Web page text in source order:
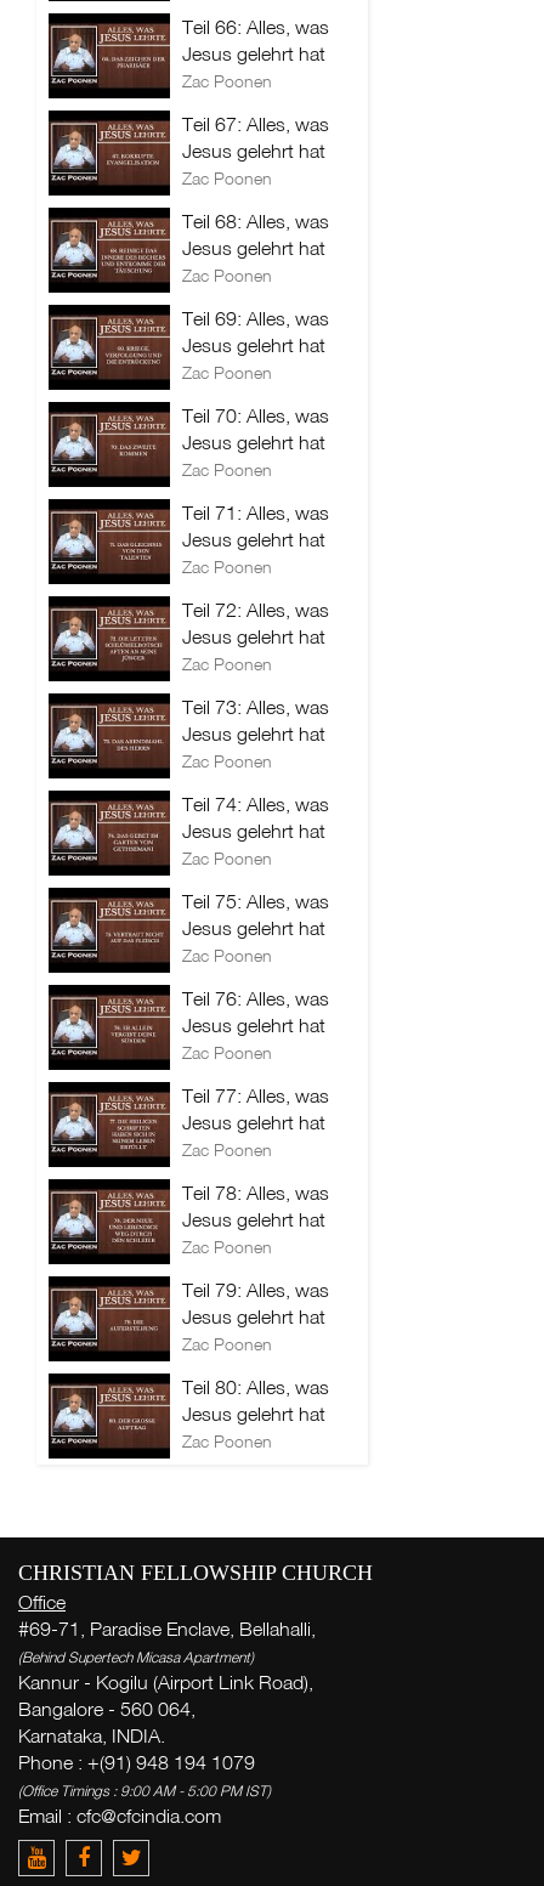
Teil 66: Alles, was
Jesus gelehrt hat
Zac Poonen
Teil 67: Alles, was
Jesus gelehrt hat
Zac Poonen
Teil 68: Alles, was
Jesus gelehrt hat
Zac Poonen
Teil 69: Alles, was
Jesus gelehrt hat
Zac Poonen
Teil 70: Alles, was
Jesus gelehrt hat
Zac Poonen
Teil 71: Alles, was
Jesus gelehrt hat
Zac Poonen
Teil 72: Alles, was
Jesus gelehrt hat
Zac Poonen
Teil 73: Alles, was
Jesus gelehrt hat
Zac Poonen
Teil 74: Alles, was
Jesus gelehrt hat
Zac Poonen
Teil 75: Alles, was
Jesus gelehrt hat
Zac Poonen
Teil 76: Alles, was
Jesus gelehrt hat
Zac Poonen
Teil 77: Alles, was
Jesus gelehrt hat
Zac Poonen
Teil 78: Alles, was
Jesus gelehrt hat
Zac Poonen
Teil 79: Alles, was
Jesus gelehrt hat
Zac Poonen
Teil 80: Alles, was
Jesus gelehrt hat
Zac Poonen
CHRISTIAN FELLOWSHIP CHURCH
Office
#69-71, Paradise Enclave, Bellahalli,
(Behind Supertech Micasa Apartment)
Kannur - Kogilu (Airport Link Road),
Bangalore - 560 064,
Karnataka, INDIA.
Phone : +(91) 948 194 1079
(Office Timings : 9:00 AM - 5:00 PM IST)
Email : cfc@cfcindia.com